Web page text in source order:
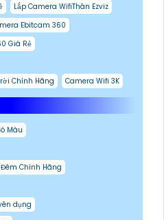
Lắp Camera WifiThân Ezviz
Ebitcam 360
Giá Rẻ
Chính Hãng
Camera Wifi 3K
Màu
Chính Hãng
dụng